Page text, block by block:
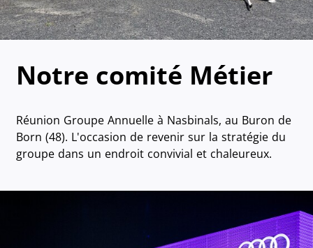
Notre comité Métier
Réunion Groupe Annuelle à Nasbinals, au Buron de
Born (48). L'occasion de revenir sur la stratégie du
groupe dans un endroit convivial et chaleureux.